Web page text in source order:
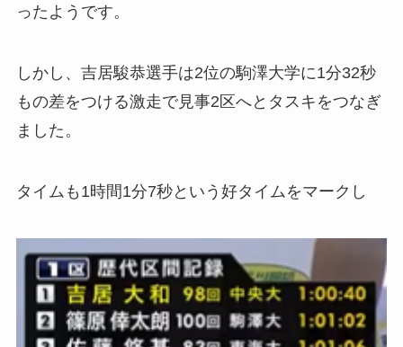
ったようです。
しかし、吉居駿恭選手は2位の駒澤大学に1分32秒
もの差をつける激走で見事2区へとタスキをつなぎ
ました。
タイムも1時間1分7秒という好タイムをマークし